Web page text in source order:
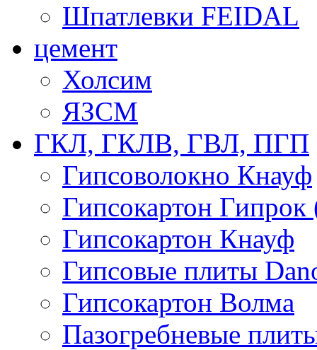
Шпатлевки FEIDAL
цемент
Холсим
ЯЗCМ
ГКЛ, ГКЛВ, ГВЛ, ПГП
Гипсоволокно Кнауф
Гипсокартон Гипрок
Гипсокартон Кнауф
Гипсовые плиты
Гипсокартон Волма
Пазогребневые